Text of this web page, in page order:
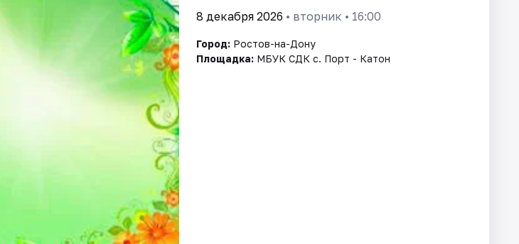
8 декабря 2026 • вторник • 16:00
Город: Ростов-на-Дону
Площадка: МБУК СДК с. Порт - Катон